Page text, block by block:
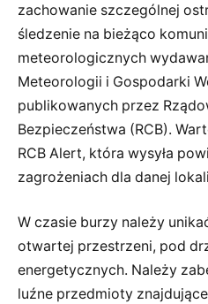
zachowanie szczególnej
śledzenie na bieżąco
meteorologicznych
Meteorologii i Gospodarki
publikowanych przez
Bezpieczeństwa (RCB).
RCB Alert, która wysyła
zagrożeniach dla danej
W czasie burzy należy
otwartej przestrzeni, pod
energetycznych. Należy
luźne przedmioty